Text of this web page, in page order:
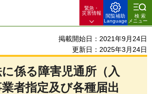
緊急・
災害情報
閲覧補助
Language
検索
メニュー
掲載開始日：2021年9月24日
更新日：2025年3月24日
係る障害児通所（入
者指定及び各種届出